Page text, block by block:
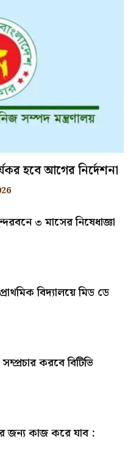
হবে আগের নির্দেশনা
৩ মাসের নিষেধাজ্ঞা
বিদ্যালয়ে মিড ডে
করবে বিটিভি
জন্য কাজ করে যাব :